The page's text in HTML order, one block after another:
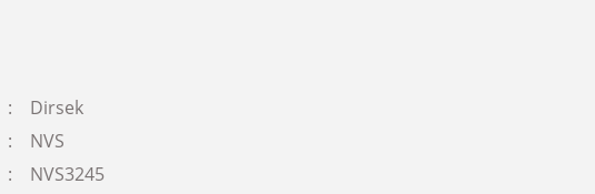
Dirsek
NVS
NVS3245